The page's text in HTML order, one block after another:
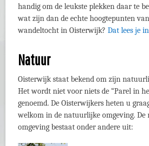
handig om de leukste plekken daar te
wat zijn dan de echte hoogtepunten
wandeltocht in Oisterwijk?Dat lees je
Natuur
Oisterwijk staat bekend om zijn
Het wordt niet voor niets de “Parel in
genoemd. De Oisterwijkers heten u
welkom in de natuurlijke omgeving. De
omgeving bestaat onder andere uit: